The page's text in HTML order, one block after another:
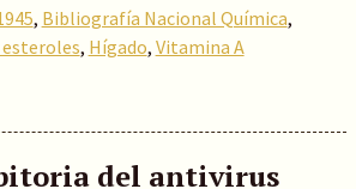
, Bibliografía Nacional Química,
esteroles, Hígado, Vitamina A
del antivirus